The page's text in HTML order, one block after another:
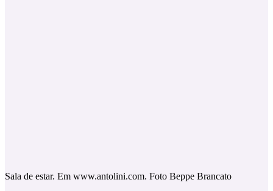
Sala de estar. Em www.antolini.com. Foto Beppe Brancato